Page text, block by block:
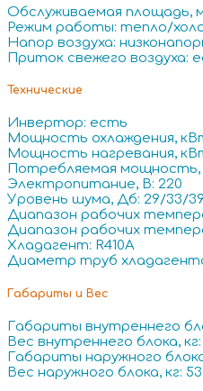
Обслуживаемая площадь,
Режим работы: тепло/
Напор воздуха:
Приток свежего воздуха:
Технические
Инвертор: есть
Мощность охлаждения,
Мощность нагревания,
Потребляемая мощность,
Электропитание, В: 220
Уровень шума, Дб: 29/33/39
Диапазон рабочих
Диапазон рабочих
Хладагент: R410A
Диаметр труб
Габариты и Вес
Габариты внутреннего
Вес внутреннего блока, кг:
Габариты наружного
Вес наружного блока, кг: 53